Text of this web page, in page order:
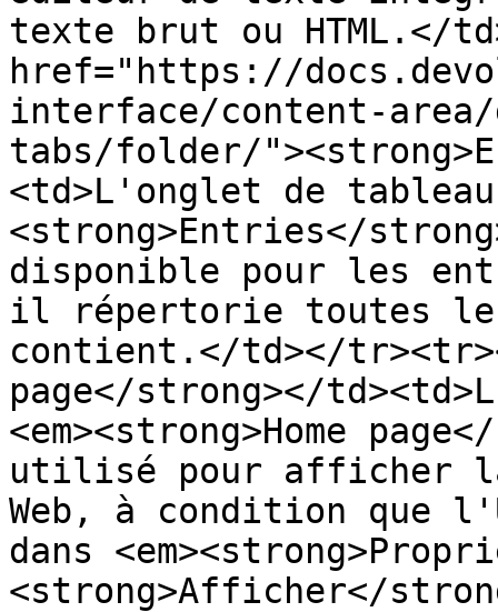
texte brut ou HTML.</
href="https://
interface/content-area/
tabs/folder/
<td>L'onglet de tableau
<strong>Entries</
disponible pour les
il répertorie toutes
contient.</td></
page</strong></
<em><strong>Home
utilisé pour afficher
Web, à condition que
dans
<strong>Afficher</